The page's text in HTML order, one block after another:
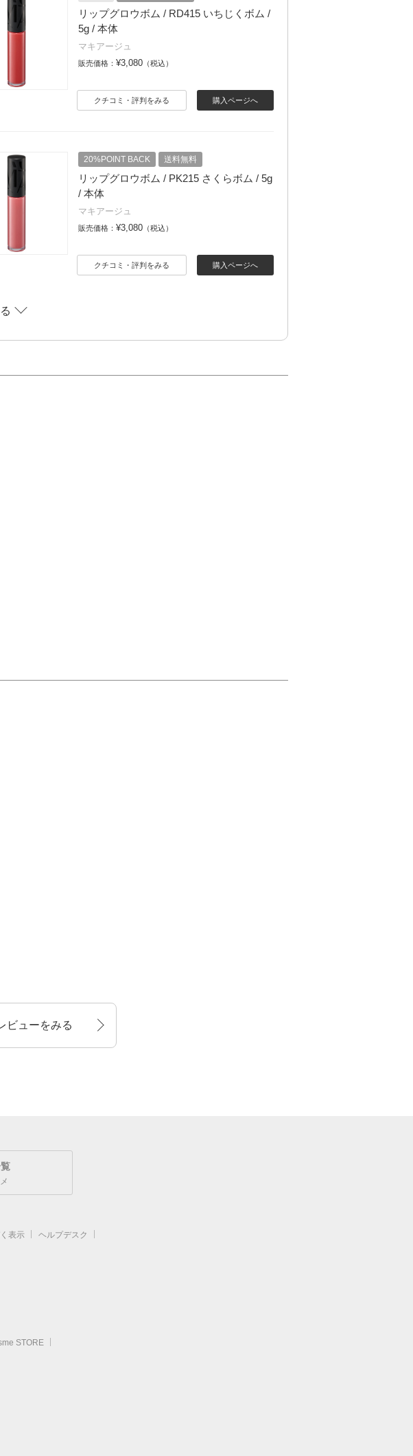
リップグロウボム / RD415 いちじくボム /
5g / 本体
マキアージュ
販売価格： ¥3,080 （税込）
購入ページへ
クチコミ・評判をみる
20%POINT BACK 送料無料
リップグロウボム / PK215 さくらボム / 5g
/ 本体
マキアージュ
販売価格： ¥3,080 （税込）
購入ページへ
クチコミ・評判をみる
ビューをみる
表示
ヘルプデスク
STORE